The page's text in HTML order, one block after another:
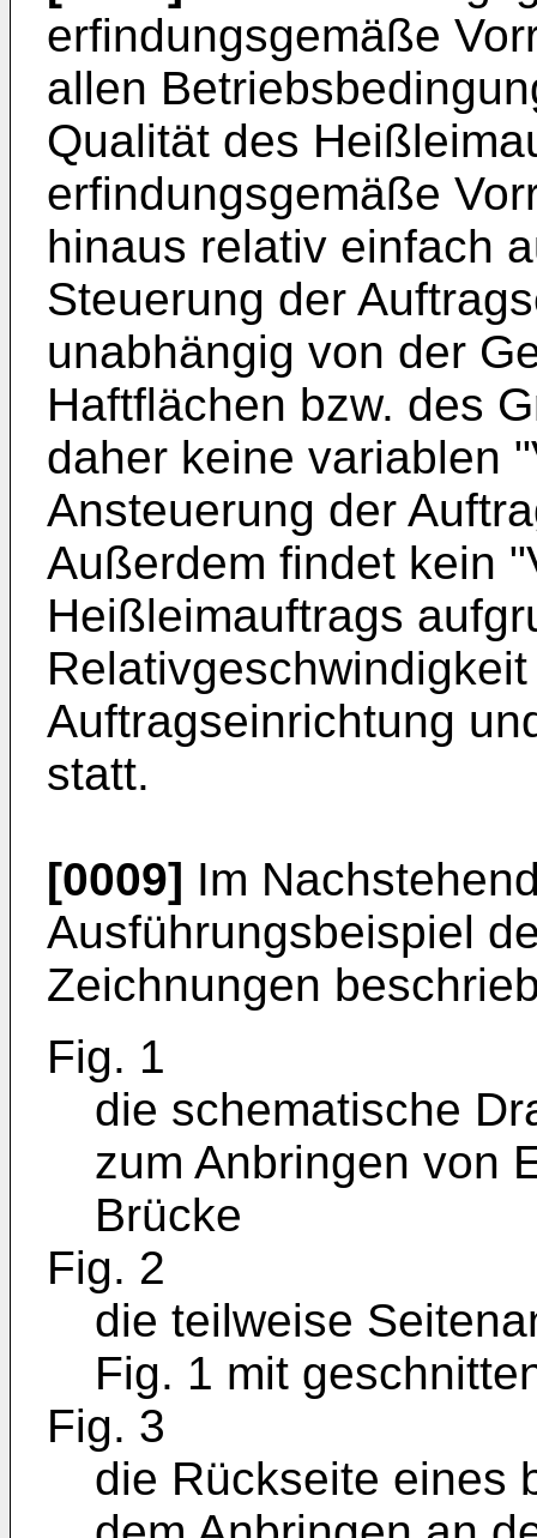
erfindungsgemäße
allen
Qualität des
erfindungsgemäße
hinaus relativ einfach
Steuerung der
unabhängig von der
Haftflächen bzw. des
daher keine variablen
Ansteuerung der
Außerdem findet kein
Heißleimauftrags
Auftragseinrichtung
statt.
[0009] Im
Ausführungsbeispiel
Zeichnungen
Fig. 1
die schematische
zum Anbringen von
Brücke
Fig. 2
die teilweise
Fig. 1 mit
Fig. 3
die Rückseite eines